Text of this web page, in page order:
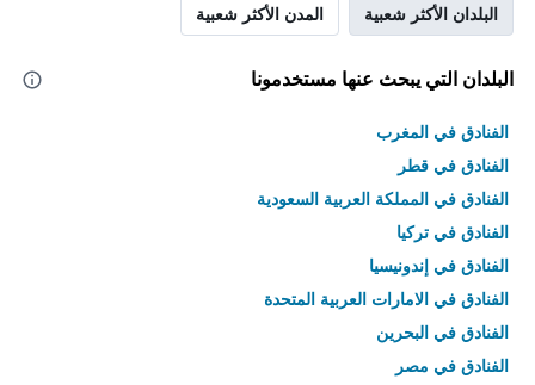
البلدان الأكثر شعبية المدن الأكثر شعبية
البلدان التي يبحث عنها مستخدمونا
الفنادق في المغرب
الفنادق في قطر
الفنادق في المملكة العربية السعودية
الفنادق في تركيا
الفنادق في إندونيسيا
الفنادق في الامارات العربية المتحدة
الفنادق في البحرين
الفنادق في مصر